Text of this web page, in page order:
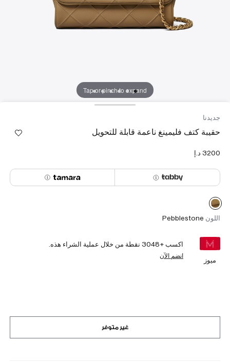
Tap or pinch to expand
جديدنا
حقيبة كتف فليمينغ ناعمة قابلة للتحويل
اللون Pebblestone
ميوز
اكسب +3048 نقطة من خلال عملية الشراء هذه.
انضم الآن
غير متوفر